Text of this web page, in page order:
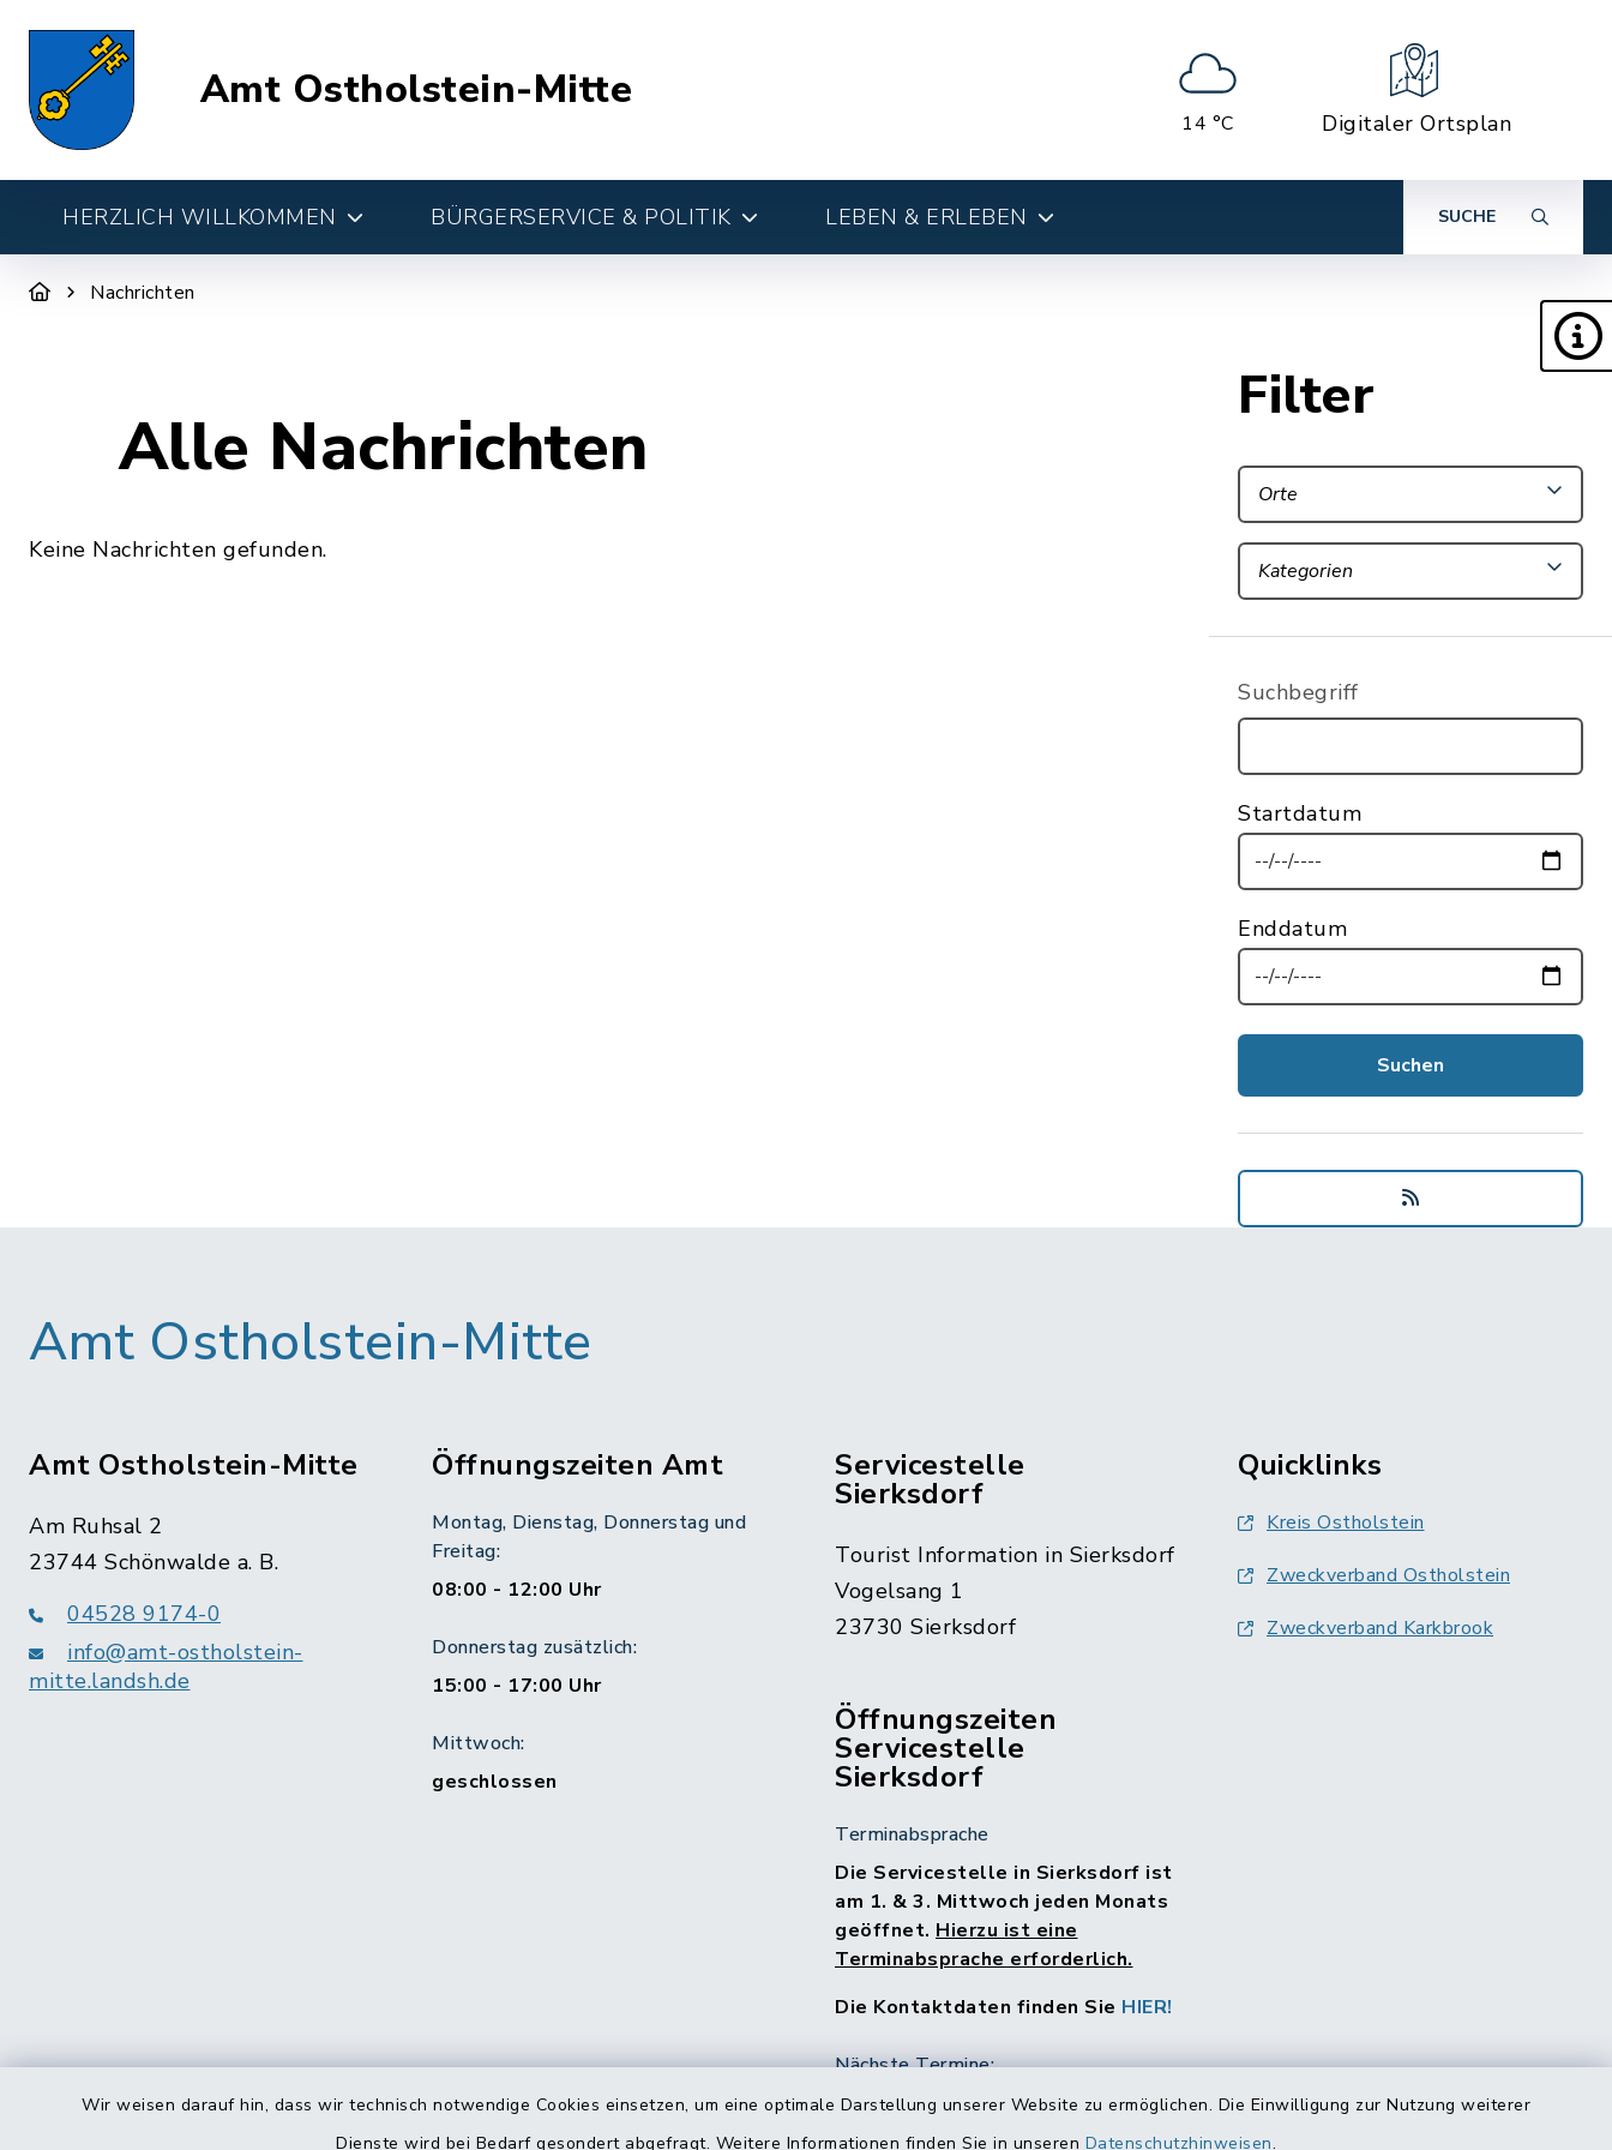
Wir weisen darauf hin, dass wir technisch notwendige Cookies einsetzen, um eine optimale Darstellung unserer Website zu ermöglichen. Die Einwilligung zur Nutzung weiterer
Dienste wird bei Bedarf gesondert abgefragt. Weitere Informationen finden Sie in unseren Datenschutzhinweisen.
Amt Ostholstein-Mitte
14 °C Digitaler Ortsplan
HERZLICH WILLKOMMEN BÜRGERSERVICE & POLITIK LEBEN & ERLEBEN SUCHE
Nachrichten
Alle Nachrichten
Keine Nachrichten gefunden.
Filter
Orte
Kategorien
Suchbegriff
Startdatum
Enddatum
Amt Ostholstein-Mitte
Amt Ostholstein-Mitte
Am Ruhsal 2
23744 Schönwalde a. B.
04528 9174-0
info@amt-ostholstein-
mitte.landsh.de
Öffnungszeiten Amt
Montag, Dienstag, Donnerstag und
Freitag:
08:00 - 12:00 Uhr
Donnerstag zusätzlich:
15:00 - 17:00 Uhr
Mittwoch:
geschlossen
Servicestelle
Sierksdorf
Tourist Information in Sierksdorf
Vogelsang 1
23730 Sierksdorf
Öffnungszeiten
Servicestelle
Sierksdorf
Terminabsprache
Die Servicestelle in Sierksdorf ist
am 1. & 3. Mittwoch jeden Monats
geöffnet. Hierzu ist eine
Terminabsprache erforderlich.
Die Kontaktdaten finden Sie HIER!
Nächste Termine:
15.07.2026
05.08.2026
Quicklinks
Kreis Ostholstein
Zweckverband Ostholstein
Zweckverband Karkbrook